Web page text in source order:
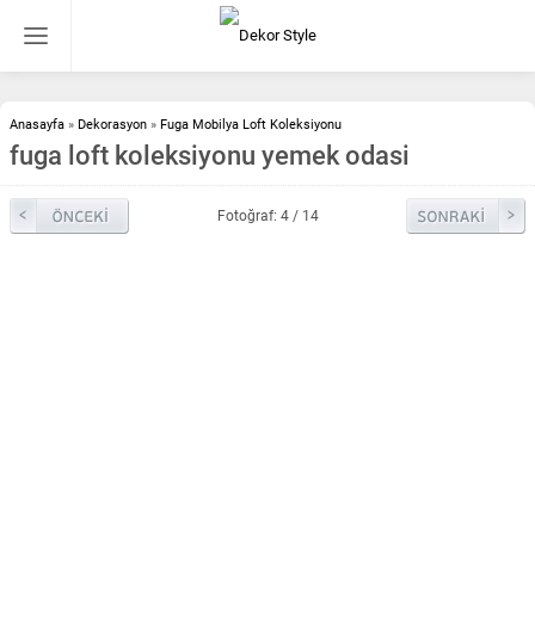
Anasayfa » Dekorasyon » Fuga Mobilya Loft Koleksiyonu
fuga loft koleksiyonu yemek odasi
Fotoğraf: 4 / 14